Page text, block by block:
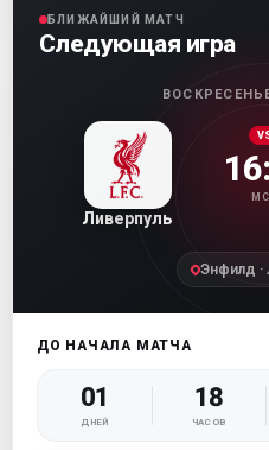
БЛИЖАЙШИЙ МАТЧ
Следующая игра
Ливерпуль
Энфилд ·
ДО НАЧАЛА МАТЧА
01
ДНЕЙ
18
ЧАСОВ